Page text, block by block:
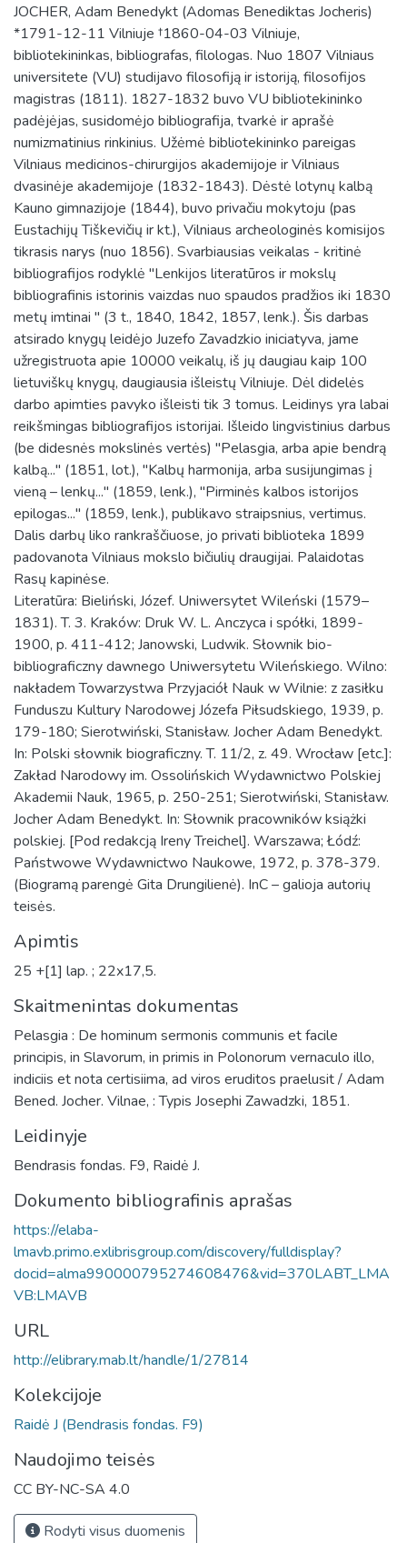
JOCHER, Adam Benedykt (Adomas Benediktas Jocheris)
*1791-12-11 Vilniuje †1860-04-03 Vilniuje,
bibliotekininkas, bibliografas, filologas. Nuo 1807 Vilniaus
universitete (VU) studijavo filosofiją ir istoriją, filosofijos
magistras (1811). 1827-1832 buvo VU bibliotekininko
padėjėjas, susidomėjo bibliografija, tvarkė ir aprašė
numizmatinius rinkinius. Užėmė bibliotekininko pareigas
Vilniaus medicinos-chirurgijos akademijoje ir Vilniaus
dvasinėje akademijoje (1832-1843). Dėstė lotynų kalbą
Kauno gimnazijoje (1844), buvo privačiu mokytoju (pas
Eustachijų Tiškevičių ir kt.), Vilniaus archeologinės komisijos
tikrasis narys (nuo 1856). Svarbiausias veikalas - kritinė
bibliografijos rodyklė "Lenkijos literatūros ir mokslų
bibliografinis istorinis vaizdas nuo spaudos pradžios iki 1830
metų imtinai " (3 t., 1840, 1842, 1857, lenk.). Šis darbas
atsirado knygų leidėjo Juzefo Zavadzkio iniciatyva, jame
užregistruota apie 10000 veikalų, iš jų daugiau kaip 100
lietuviškų knygų, daugiausia išleistų Vilniuje. Dėl didelės
darbo apimties pavyko išleisti tik 3 tomus. Leidinys yra labai
reikšmingas bibliografijos istorijai. Išleido lingvistinius darbus
(be didesnės mokslinės vertės) "Pelasgia, arba apie bendrą
kalbą..." (1851, lot.), "Kalbų harmonija, arba susijungimas į
vieną – lenkų..." (1859, lenk.), "Pirminės kalbos istorijos
epilogas..." (1859, lenk.), publikavo straipsnius, vertimus.
Dalis darbų liko rankraščiuose, jo privati biblioteka 1899
padovanota Vilniaus mokslo bičiulių draugijai. Palaidotas
Rasų kapinėse.
Literatūra: Bieliński, Józef. Uniwersytet Wileński (1579–
1831). T. 3. Kraków: Druk W. L. Anczyca i spółki, 1899-
1900, p. 411-412; Janowski, Ludwik. Słownik bio-
bibliograficzny dawnego Uniwersytetu Wileńskiego. Wilno:
nakładem Towarzystwa Przyjaciół Nauk w Wilnie: z zasiłku
Funduszu Kultury Narodowej Józefa Piłsudskiego, 1939, p.
179-180; Sierotwiński, Stanisław. Jocher Adam Benedykt.
In: Polski słownik biograficzny. T. 11/2, z. 49. Wrocław [etc.]:
Zakład Narodowy im. Ossolińskich Wydawnictwo Polskiej
Akademii Nauk, 1965, p. 250-251; Sierotwiński, Stanisław.
Jocher Adam Benedykt. In: Słownik pracowników książki
polskiej. [Pod redakcją Ireny Treichel]. Warszawa; Łódź:
Państwowe Wydawnictwo Naukowe, 1972, p. 378-379.
(Biogramą parengė Gita Drungilienė). InC – galioja autorių
teisės.
Apimtis
25 +[1] lap. ; 22x17,5.
Skaitmenintas dokumentas
Pelasgia : De hominum sermonis communis et facile
principis, in Slavorum, in primis in Polonorum vernaculo illo,
indiciis et nota certisiima, ad viros eruditos praelusit / Adam
Bened. Jocher. Vilnae, : Typis Josephi Zawadzki, 1851.
Leidinyje
Bendrasis fondas. F9, Raidė J.
Dokumento bibliografinis aprašas
https://elaba-
lmavb.primo.exlibrisgroup.com/discovery/fulldisplay?
docid=alma990000795274608476&vid=370LABT_LMA
VB:LMAVB
URL
http://elibrary.mab.lt/handle/1/27814
Kolekcijoje
Raidė J (Bendrasis fondas. F9)
Naudojimo teisės
CC BY-NC-SA 4.0
Rodyti visus duomenis